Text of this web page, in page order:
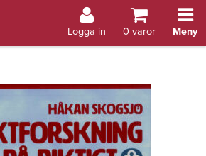
Logga in 0 varor Meny